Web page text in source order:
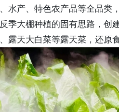
水产、特色农产品等全品类
季大棚种植的固有思路，创
露天大白菜等露天菜，还原